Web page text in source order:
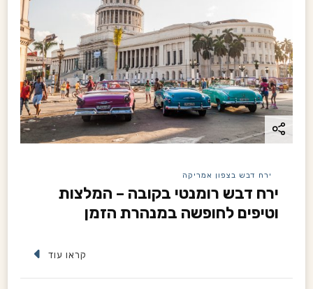
i
o
n
ירח דבש בצפון אמריקה
ירח דבש רומנטי בקובה – המלצות
וטיפים לחופשה במנהרת הזמן
קראו עוד